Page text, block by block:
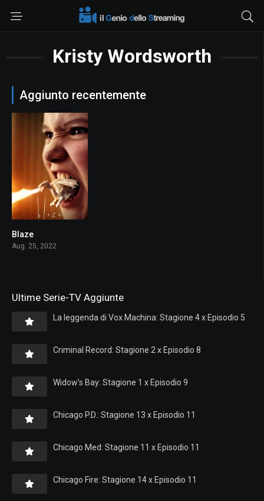
Kristy Wordsworth
Aggiunto recentemente
Blaze
Aug. 25, 2022
Ultime Serie-TV Aggiunte
La leggenda di Vox Machina: Stagione 4 x Episodio 5
Criminal Record: Stagione 2 x Episodio 8
Widow’s Bay: Stagione 1 x Episodio 9
Chicago P.D.: Stagione 13 x Episodio 11
Chicago Med: Stagione 11 x Episodio 11
Chicago Fire: Stagione 14 x Episodio 11